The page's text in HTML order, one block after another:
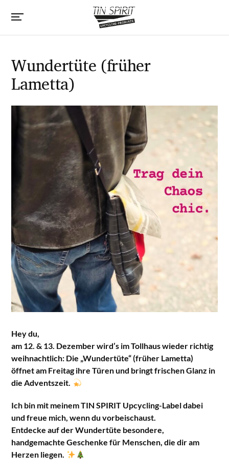
Wundertüte (früher
Lametta)
Hey du,
am 12. & 13. Dezember wird’s im Tollhaus wieder richtig
weihnachtlich: Die „Wundertüte“ (früher Lametta)
öffnet am Freitag ihre Türen und bringt frischen Glanz in
die Adventszeit.
Ich bin mit meinem TIN SPIRIT Upcycling-Label dabei
und freue mich, wenn du vorbeischaust.
Entdecke auf der Wundertüte besondere,
handgemachte Geschenke für Menschen, die dir am
Herzen liegen.